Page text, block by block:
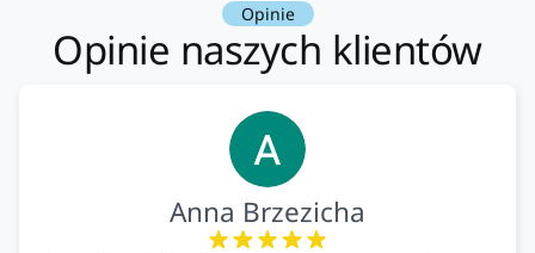
Opinie
Opinie naszych klientów
Anna Brzezicha